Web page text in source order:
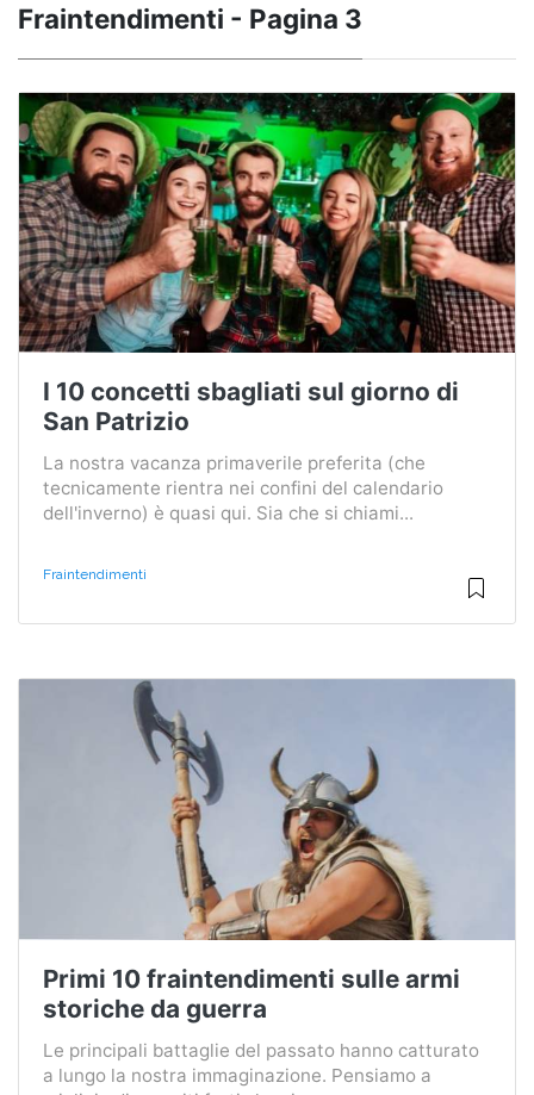
Fraintendimenti - Pagina 3
I 10 concetti sbagliati sul giorno di
San Patrizio
La nostra vacanza primaverile preferita (che
tecnicamente rientra nei confini del calendario
dell'inverno) è quasi qui. Sia che si chiami...
Fraintendimenti
Primi 10 fraintendimenti sulle armi
storiche da guerra
Le principali battaglie del passato hanno catturato
a lungo la nostra immaginazione. Pensiamo a